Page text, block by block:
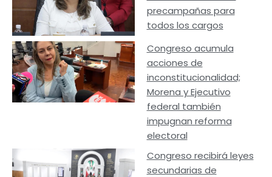
precampañas para
todos los cargos
Congreso acumula
acciones de
inconstitucionalidad;
Morena y Ejecutivo
federal también
impugnan reforma
electoral
Congreso recibirá leyes
secundarias de